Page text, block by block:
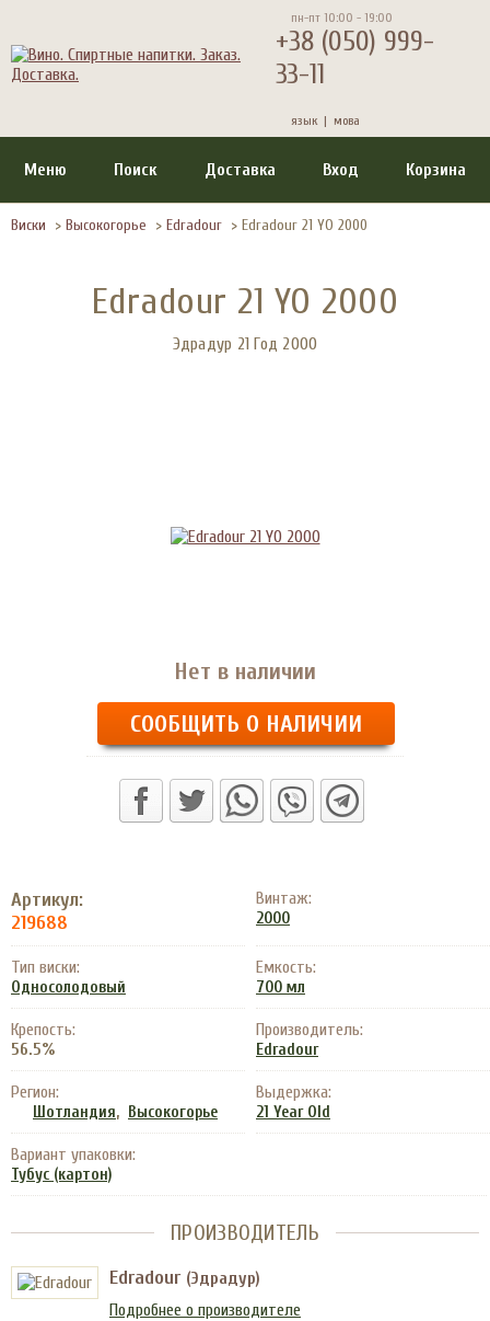
пн-пт 10:00 - 19:00
+38 (050) 999-
33-11
язык | мова
Меню Поиск Доставка Вход Корзина
Виски > Высокогорье > Edradour > Edradour 21 YO 2000
Edradour 21 YO 2000
Эдрадур 21 Год 2000
Нет в наличии
СООБЩИТЬ О НАЛИЧИИ
Артикул:
219688
Винтаж:
2000
Тип виски:
Односолодовый
Емкость:
700 мл
Крепость:
56.5%
Производитель:
Edradour
Регион:
Шотландия, Высокогорье
Выдержка:
21 Year Old
Вариант упаковки:
Тубус (картон)
ПРОИЗВОДИТЕЛЬ
Edradour (Эдрадур)
Подробнее о производителе